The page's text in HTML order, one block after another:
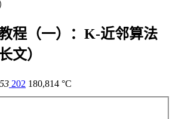
程（一）：K-近邻算法
文）
202 180,814 °C